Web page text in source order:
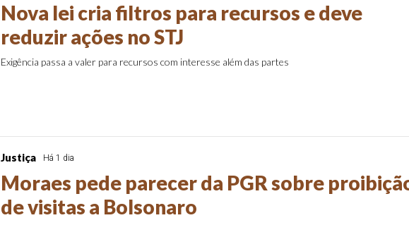
Nova lei cria filtros para recursos e deve
reduzir ações no STJ
Exigência passa a valer para recursos com interesse além das partes
Justiça Há 1 dia
Moraes pede parecer da PGR sobre
de visitas a Bolsonaro